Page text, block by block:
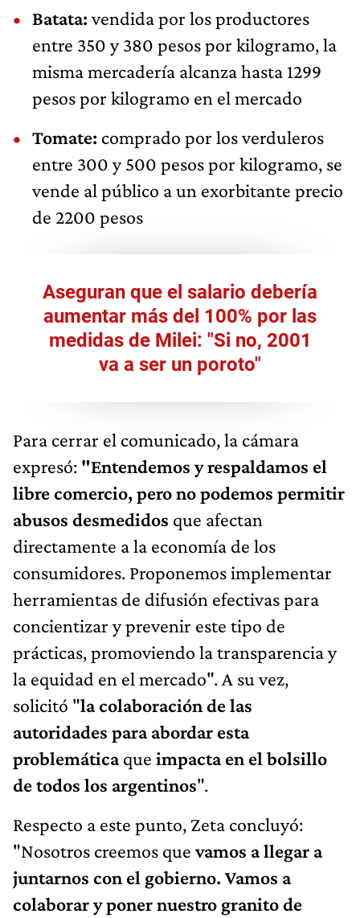
Batata: vendida por los productores
entre 350 y 380 pesos por kilogramo, la
misma mercadería alcanza hasta 1299
pesos por kilogramo en el mercado
Tomate: comprado por los verduleros
entre 300 y 500 pesos por kilogramo, se
vende al público a un exorbitante precio
de 2200 pesos
Aseguran que el salario debería
aumentar más del 100% por las
medidas de Milei: "Si no, 2001
va a ser un poroto"
Para cerrar el comunicado, la cámara
expresó: "Entendemos y respaldamos el
libre comercio, pero no podemos permitir
abusos desmedidos que afectan
directamente a la economía de los
consumidores. Proponemos implementar
herramientas de difusión efectivas para
concientizar y prevenir este tipo de
prácticas, promoviendo la transparencia y
la equidad en el mercado". A su vez,
solicitó "la colaboración de las
autoridades para abordar esta
problemáticaque impacta en el bolsillo
de todos los argentinos".
Respecto a este punto, Zeta concluyó:
"Nosotros creemos quevamos a llegar a
juntarnos con el gobierno. Vamos a
colaborar y poner nuestro granito de